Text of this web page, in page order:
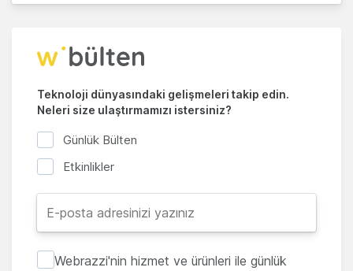
Teknoloji dünyasındaki gelişmeleri takip edin.
Neleri size ulaştırmamızı istersiniz?
Günlük Bülten
Etkinlikler
Webrazzi'nin hizmet ve ürünleri ile günlük